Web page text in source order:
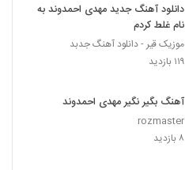
دانلود آهنگ جدید مهدی احمدوند به
نام غلط کردم
موزیک قیر - دانلود آهنگ جدبد
۱۱۹ بازدید
آهنگ بگیر نگیر مهدی احمدوند
rozmaster
۸ بازدید